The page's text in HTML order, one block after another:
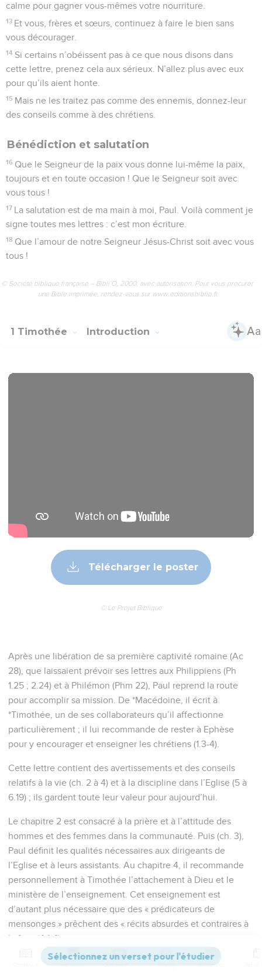
calme pour gagner vous-mêmes votre nourriture.
13 Et vous, frères et sœurs, continuez à faire le bien sans
vous décourager.
14 Si certains n’obéissent pas à ce que nous disons dans
cette lettre, prenez cela aux sérieux. N’allez plus avec eux
pour qu’ils aient honte.
15 Mais ne les traitez pas comme des ennemis, donnez-leur
des conseils comme à des chrétiens.
Bénédiction et salutation
16 Que le Seigneur de la paix vous donne lui-même la paix,
toujours et en toute occasion ! Que le Seigneur soit avec
vous tous !
17 La salutation est de ma main à moi, Paul. Voilà comment je
signe toutes mes lettres : c’est mon écriture.
18 Que l’amour de notre Seigneur Jésus-Christ soit avec vous
tous !
© Société biblique française – Bibli’O, 2000, avec autorisation. Pour vous procurer
une Bible imprimée, rendez-vous sur www.editionsbiblio.fr
1 Timothée Introduction
Télécharger le poster
© Le Projet Biblique
Après une libération de sa première captivité romaine (Ac
28), que laissaient prévoir ses lettres aux Philippiens (Ph
1.25 ; 2.24) et à Philémon (Phm 22), Paul reprend la route
pour accomplir sa mission. De *Macédoine, il écrit à
*Timothée, un de ses collaborateurs qu’il affectionne
particulièrement ; il lui recommande de rester à Ephèse
pour y encourager et enseigner les chrétiens (1.3-4).
Cette lettre contient des avertissements et des conseils
relatifs à la vie (ch. 2 à 4) et à la discipline dans l’Eglise (5 à
6.19) ; ils gardent toute leur valeur pour aujourd’hui.
Le chapitre 2 est consacré à la prière et à l’attitude des
hommes et des femmes dans la communauté. Puis (ch. 3),
Paul définit les qualités nécessaires aux dirigeants de
l’Eglise et à leurs assistants. Au chapitre 4, il recommande
personnellement à Timothée l’attachement à Dieu et le
ministère de l’enseignement. Cet enseignement est
d’autant plus nécessaire que des « prédicateurs de
mensonges » prêchent des « récits absurdes et contraires à
la foi » (4.1-4).
Dans la deuxième partie, Paul donne des conseils relatifs
Versions Commentaires Strong